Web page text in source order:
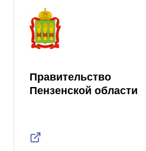
Правительство
Пензенской области